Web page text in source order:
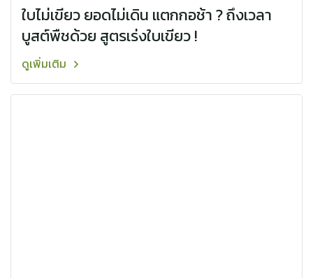
ใบไม่เขียว ยอดไม่เดิน แตกกอช้า ? ถึงเวลา
บูสต์พืชด้วย สูตรเร่งใบเขียว !
ดูเพิ่มเติม